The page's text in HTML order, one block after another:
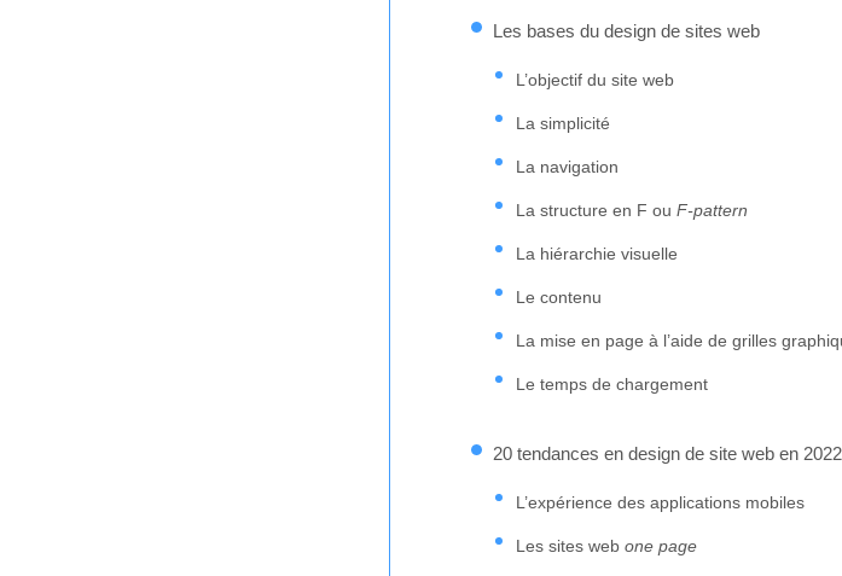
Les bases du design de sites web
L’objectif du site web
La simplicité
La navigation
La structure en F ou F-pattern
La hiérarchie visuelle
Le contenu
La mise en page à l’aide de grilles
Le temps de chargement
20 tendances en design de site web en 2022
L’expérience des applications mobiles
Les sites web one page